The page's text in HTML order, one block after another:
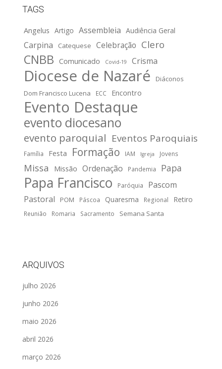
TAGS
Angelus Artigo Assembleia Audiência Geral
Carpina Catequese Celebração Clero
CNBB Comunicado Covid-19 Crisma
Diocese de Nazaré
Diáconos
Dom Francisco Lucena
ECC Encontro
Evento Destaque
evento diocesano
evento paroquial Eventos Paroquiais
Família Festa Formação IAM Igreja Jovens
Missa Missão Ordenação Pandemia Papa
Papa Francisco Paróquia
Pascom
Pastoral
POM Páscoa Quaresma Regional Retiro
Reunião Romaria Sacramento Semana Santa
ARQUIVOS
julho 2026
junho 2026
maio 2026
abril 2026
março 2026